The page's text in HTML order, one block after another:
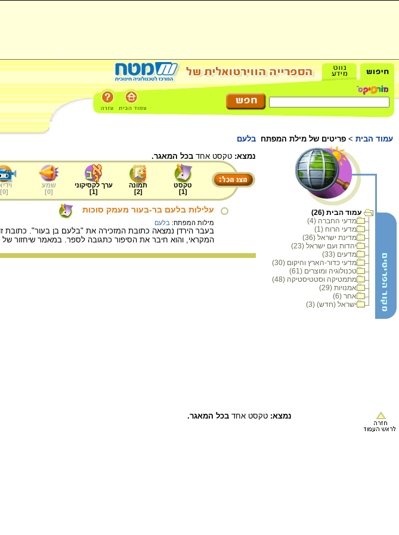
עמוד הבית > פריטים של מילת המפתח בלעם
עמוד הבית (26)
מדעי החברה (4)
מדעי הרוח (1)
מדינת ישראל (36)
יהדות ועם ישראל (23)
מדעים (33)
מדעי כדור-הארץ והיקום (30)
טכנולוגיה ומוצרים (61)
מתמטיקה וסטטיסטיקה (48)
אמנויות (29)
אחר (6)
ישראל (חדש) (3)
נמצא: טקסט אחד בכל המאגר.
טקסט
[
1
]
תמונה
[
2
]
ערך לקסיקוני
[
1
]
שמע
[
0
]
[
0
]
עלילות בלעם בר-בעור מעמק סוכות
מילות המפתח: בלעם
בעבר הירדן נמצאה כתובת המזכירה את "בלעם בן בעור".
המקראי, והוא חיבר את הסיפור כתגובה לספר. במאמר שיחזור
נמצא: טקסט אחד בכל המאגר.